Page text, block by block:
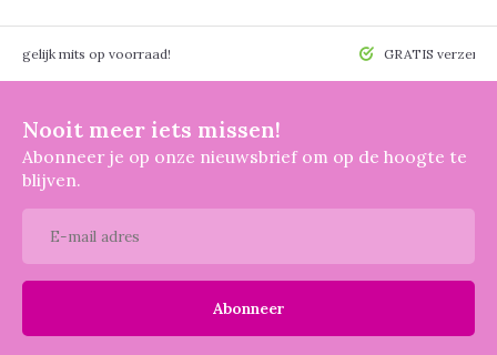
mits op voorraad! GRATIS
Nooit meer iets missen!
Abonneer je op onze nieuwsbrief om op de hoogte te
blijven.
Abonneer